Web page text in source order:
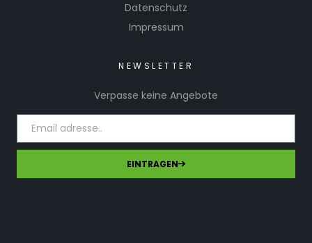
Datenschutz
Impressum
NEWSLETTER
Verpasse keine Angebote
EINTRAGEN